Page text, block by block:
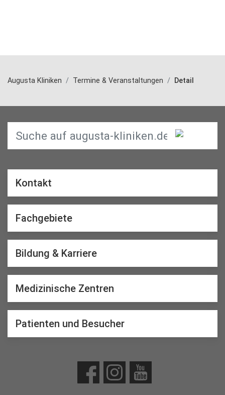
Augusta Kliniken Termine & Veranstaltungen Detail
Kontakt
Fachgebiete
Bildung & Karriere
Medizinische Zentren
Patienten und Besucher